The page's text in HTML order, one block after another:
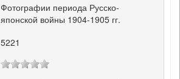
Фотографии периода Русско-
японской войны 1904-1905 гг.
5221